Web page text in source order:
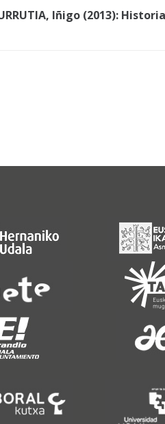
Iñigo (2013): Historia